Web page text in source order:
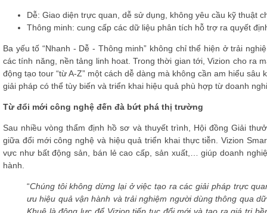
Dễ: Giao diện trực quan, dễ sử dụng, không yêu cầu kỹ thuật
Thông minh: cung cấp các dữ liệu phân tích hỗ trợ ra quyết
Ba yếu tố “Nhanh - Dễ - Thông minh” không chỉ thể hiện ở trải
các tính năng, nền tảng linh hoat. Trong thời gian tới, Vizion cho ra
động tạo tour “từ A-Z” một cách dễ dàng mà không cần am hiểu
giải pháp có thể tùy biến và triển khai hiệu quả phù hợp từ doanh
Từ đổi mới công nghệ đến đà bứt phá thị trường
Sau nhiều vòng thẩm định hồ sơ và thuyết trình, Hội đồng Giải
giữa đổi mới công nghệ và hiệu quả triển khai thực tiễn. Vizion
vực như bất động sản, bán lẻ cao cấp, sản xuất,… giúp doanh
hành.
“Chúng tôi không dừng lại ở việc tạo ra các giải pháp trực
ưu hiệu quả vận hành và trải nghiệm người dùng thông qua